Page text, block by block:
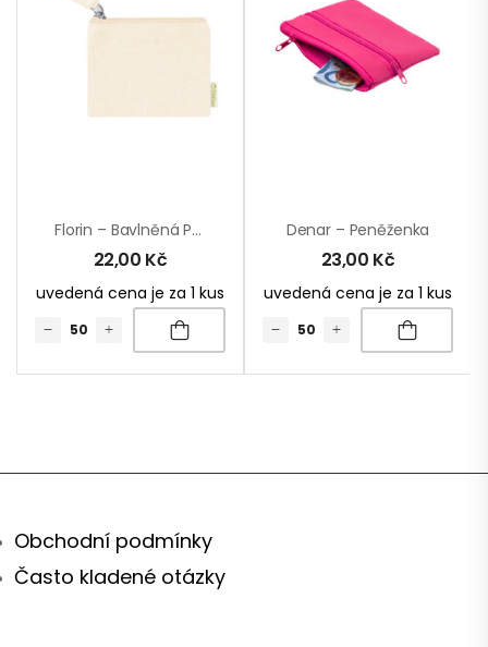
Florin – Bavlněná Peněženka
22,00 Kč
uvedená cena je za 1 kus
Denar – Peněženka
23,00 Kč
uvedená cena je za 1 kus
Obchodní podmínky
Často kladené otázky